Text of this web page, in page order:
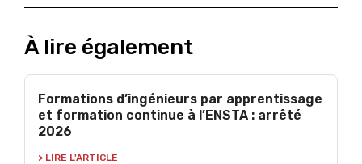
À lire également
Formations d’ingénieurs par apprentissage
et formation continue à l’ENSTA : arrêté
2026
> LIRE L'ARTICLE